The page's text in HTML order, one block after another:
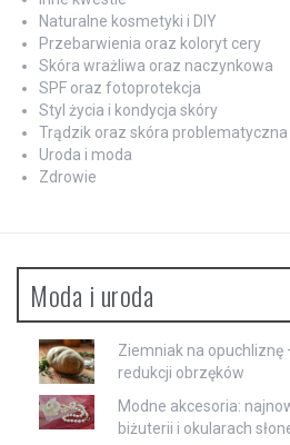
Naturalne kosmetyki i DIY
Przebarwienia oraz koloryt cery
Skóra wrażliwa oraz naczynkowa
SPF oraz fotoprotekcja
Styl życia i kondycja skóry
Trądzik oraz skóra problematyczna
Uroda i moda
Zdrowie
Moda i uroda
Ziemniak na
redukcji obrzęków
Modne akcesoria:
biżuterii i okularach